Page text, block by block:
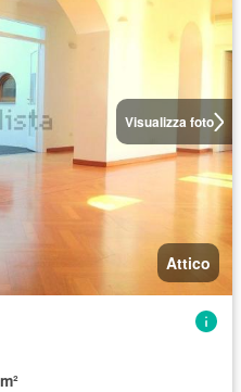
Visualizza foto
Attico